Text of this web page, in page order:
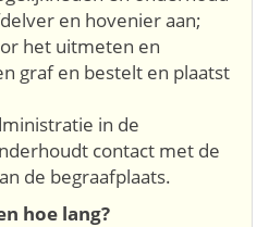
en hovenier aan;
het uitmeten en
graf en bestelt en plaatst
in de
contact met de
de begraafplaats.
hoe lang?